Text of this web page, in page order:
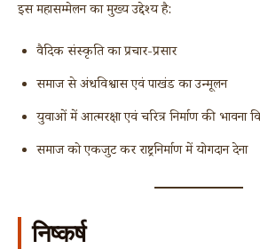
इस महासम्मेलन का मुख्य उद्देश्य है:
वैदिक संस्कृति का प्रचार-प्रसार
समाज से अंधविश्वास एवं पाखंड का उन्मूलन
युवाओं में आत्मरक्षा एवं चरित्र निर्माण की भावना
समाज को एकजुट कर राष्ट्रनिर्माण में योगदान देना
निष्कर्ष